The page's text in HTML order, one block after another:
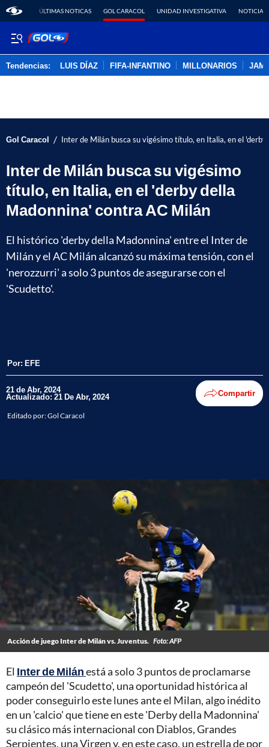
ÚLTIMAS NOTICAS GOL CARACOL UNIDAD INVESTIGATIVA NOTICIAS
Tendencias: LUIS DÍAZ FIFA-INFANTINO MILLONARIOS
Gol Caracol / Inter de Milán busca su vigésimo título, en Italia, en el
Inter de Milán busca su vigésimo
título, en Italia, en el 'derby della
Madonnina' contra AC Milán
El histórico 'derby della Madonnina' entre el Inter de
Milán y el AC Milán alcanzó su máxima tensión, con el
'nerozzurri' a solo 3 puntos de asegurarse con el
'Scudetto'.
Por: EFE
21 de Abr, 2024
Actualizado: 21 De Abr, 2024 Compartir
Editado por:Gol Caracol
Acción de juego Inter de Milán vs. Juventus. Foto: AFP
El Inter de Milánestá a solo 3 puntos de proclamarse
campeón del 'Scudetto', una oportunidad histórica al
poder conseguirlo este lunes ante el Milan, algo inédito
en un 'calcio' que tiene en este 'Derby della Madonnina'
su clásico más internacional con Diablos, Grandes
Serpientes, una Virgen y, en este caso, un estrella de por